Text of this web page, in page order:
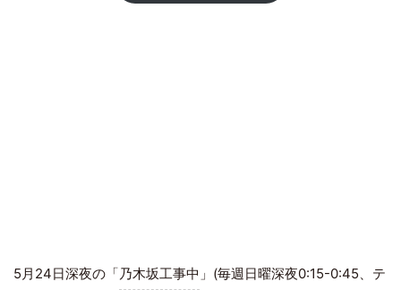
5月24日深夜の「乃木坂工事中 」(毎週日曜深夜0:15-0:45、テ